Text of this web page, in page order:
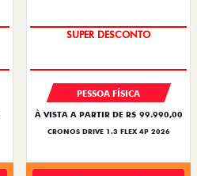
BÔNUS DE ATÉ R$ 14 MIL
PESSOA FÍSICA
À VISTA A PARTIR DE R$ 99.990,00
CRONOS DRIVE 1.3 FLEX 4P 2026